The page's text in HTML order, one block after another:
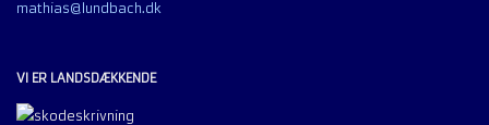
mathias@lundbach.dk
VI ER LANDSDÆKKENDE